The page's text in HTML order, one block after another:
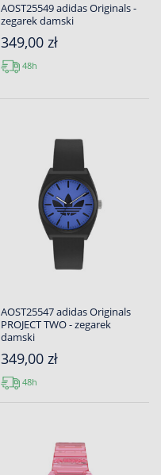
AOST25549 adidas Originals -
zegarek damski
349,00 zł
48h
AOST25547 adidas Originals
PROJECT TWO - zegarek
damski
349,00 zł
48h